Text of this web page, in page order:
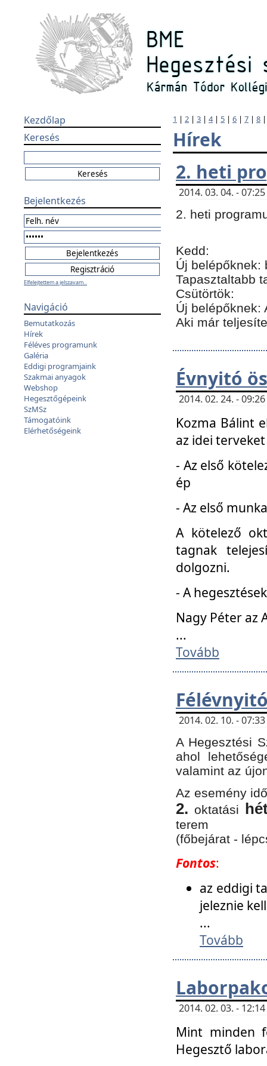
Kezdőlap
Keresés
Bejelentkezés
Elfelejtettem a jelszavam...
Navigáció
Bemutatkozás
Hírek
Féléves programunk
Galéria
Eddigi programjaink
Szakmai anyagok
Webshop
Hegesztőgépeink
SzMSz
Támogatóink
Elérhetőségeink
1 | 2 | 3 | 4| 5 | 6 | 7 | 8
Hírek
2. heti
2014. 03. 04. -
2. heti
Kedd:
Új belépőknek:
Tapasztaltabb
Csütörtök:
Új belépőknek:
Aki már
Évnyitó
2014. 02. 24. -
Kozma Bálint
az idei
- Az első
ép
- Az első
A kötelező
tagnak
dolgozni.
- A
Nagy Péter az
...
Tovább
2014. 02. 10. -
A Hegesztési
ahol
valamint az
Az esemény
2. oktatási
terem
(főbejárat -
Fontos:
az eddigi
jeleznie
...
Tovább
2014. 02. 03. -
Mint minden
Hegesztő